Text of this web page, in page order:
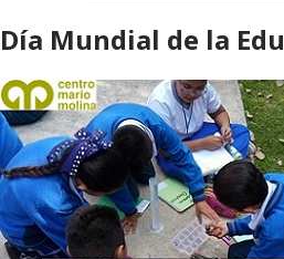
Día Mundial de la